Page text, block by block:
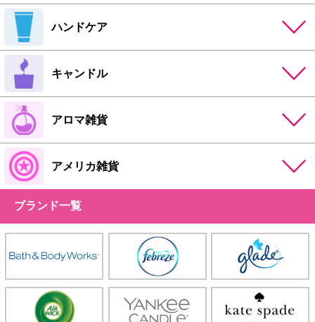
ハンドケア
キャンドル
アロマ雑貨
アメリカ雑貨
ブランド一覧